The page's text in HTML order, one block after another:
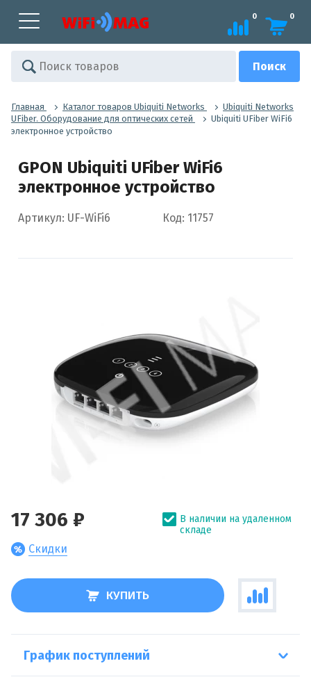
0 0
Главная Каталог товаров Ubiquiti Networks
Ubiquiti Networks
UFiber. Оборудование для оптических сетей
Ubiquiti UFiber WiFi6
электронное устройство
GPON Ubiquiti UFiber WiFi6
электронное устройство
Артикул: UF-WiFi6 Код: 11757
17 306 ₽
Скидки
В наличии на удаленном
складе
КУПИТЬ
График поступлений